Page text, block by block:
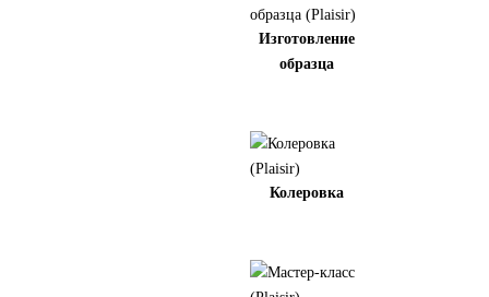
Изготовление
образца
Колеровка